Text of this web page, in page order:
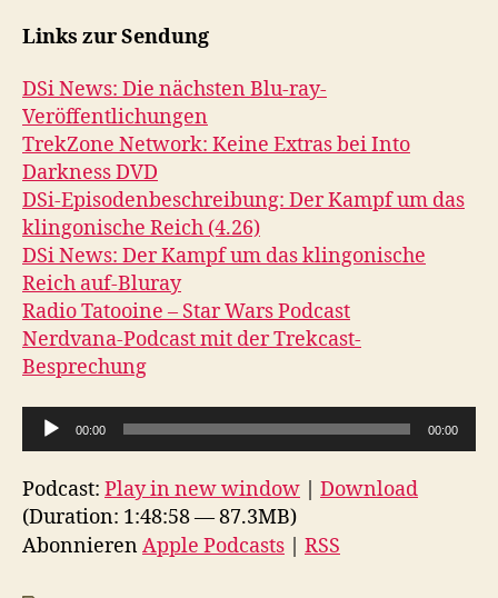
Links zur Sendung
DSi News: Die nächsten Blu-ray-
Veröffentlichungen
TrekZone Network: Keine Extras bei Into
Darkness DVD
DSi-Episodenbeschreibung: Der Kampf um das
klingonische Reich (4.26)
DSi News: Der Kampf um das klingonische
Reich auf-Bluray
Radio Tatooine – Star Wars Podcast
Nerdvana-Podcast mit der Trekcast-
Besprechung
u
d
i
o
00:00 00:00
Podcast: Play in new window
Download
(Duration: 1:48:58 — 87.3MB)
AbonnierenApple Podcasts RSS